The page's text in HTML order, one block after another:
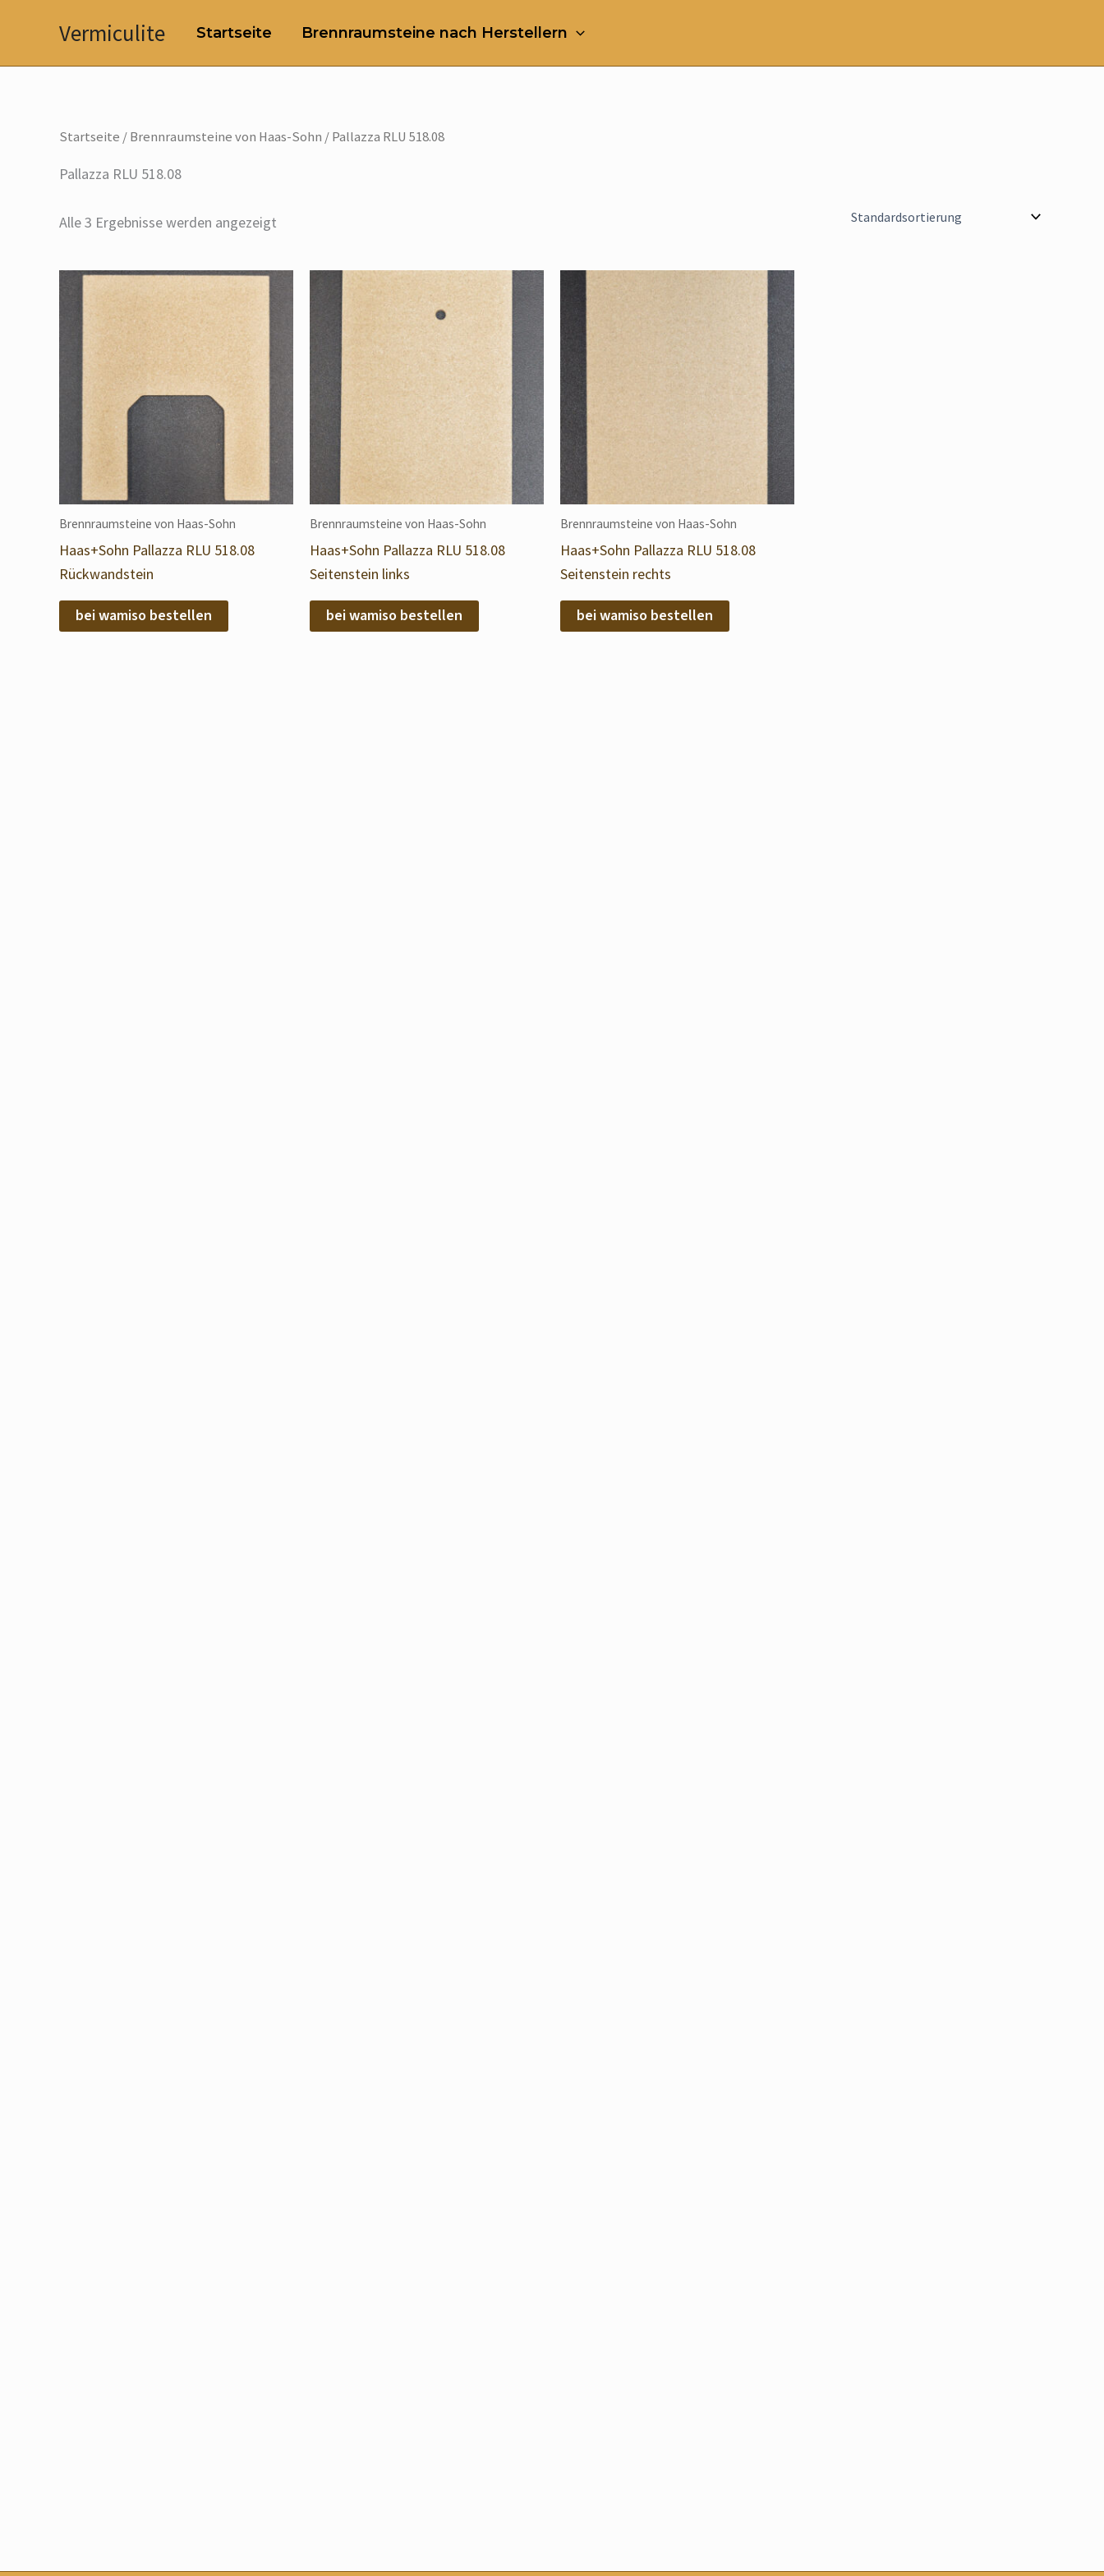
Vermiculite Startseite Brennraumsteine nach Herstellern
Startseite /Brennraumsteine von Haas-Sohn / Pallazza RLU 518.08
Pallazza RLU 518.08
Alle 3 Ergebnisse werden angezeigt
Brennraumsteine von Haas-Sohn
Haas+Sohn Pallazza RLU 518.08
Rückwandstein
bei wamiso bestellen
Brennraumsteine von Haas-Sohn
Haas+Sohn Pallazza RLU 518.08
Seitenstein links
bei wamiso bestellen
Brennraumsteine von Haas-Sohn
Haas+Sohn Pallazza RLU 518.08
Seitenstein rechts
bei wamiso bestellen